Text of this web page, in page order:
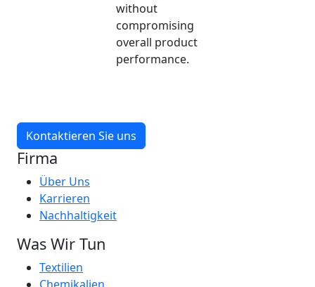
without
compromising
overall product
performance.
Kontaktieren Sie uns
Firma
Über Uns
Karrieren
Nachhaltigkeit
Was Wir Tun
Textilien